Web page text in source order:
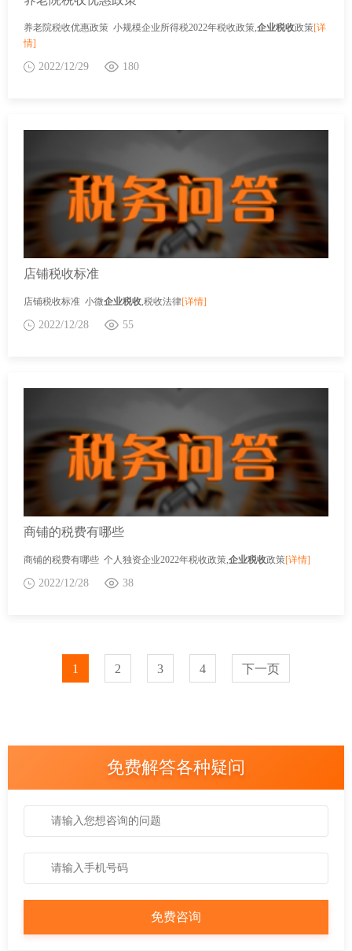
养老院税收优惠政策 小规模企业所得税2022年税收政策,企业税收政策[详
情]
2022/12/29 180
店铺税收标准
店铺税收标准 小微企业税收,税收法律[详情]
2022/12/28 55
商铺的税费有哪些
商铺的税费有哪些 个人独资企业2022年税收政策,企业税收政策[详情]
2022/12/28 38
1 2 3 4 下一页
免费解答各种疑问